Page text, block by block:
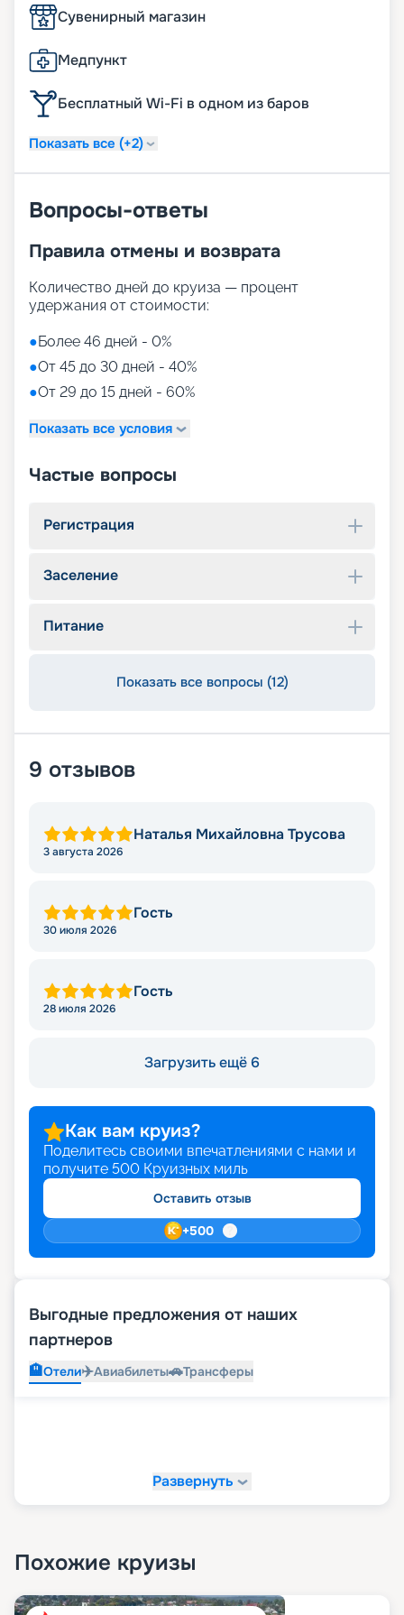
Сувенирный магазин
Медпункт
Бесплатный Wi-Fi в одном из баров
Показать все (+2)
Вопросы-ответы
Правила отмены и возврата
Количество дней до круиза — процент
удержания от стоимости:
●Более 46 дней - 0%
●От 45 до 30 дней - 40%
●От 29 до 15 дней - 60%
Показать все условия
Частые вопросы
Регистрация
Заселение
Питание
Показать все вопросы (12)
9 отзывов
Наталья Михайловна Трусова
3 августа 2026
Гость
30 июля 2026
Гость
28 июля 2026
Загрузить ещё 6
Как вам круиз?
Поделитесь своими впечатлениями с нами и
получите 500 Круизных миль
Оставить отзыв
+500
Выгодные предложения от наших
партнеров
🏨Отели✈️Авиабилеты🚗Трансферы
Развернуть
Похожие круизы